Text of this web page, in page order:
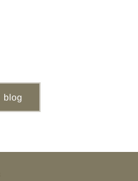
blog